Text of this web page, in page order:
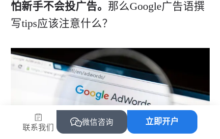
怕新手不会投广告。 那么Google广告语撰
写tips应该注意什么？
联系我们
微信咨询 立即开户